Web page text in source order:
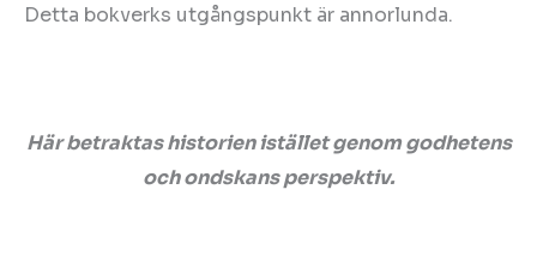
Detta bokverks utgångspunkt är annorlunda.
Här betraktas historien istället genom godhetens
och ondskans perspektiv.